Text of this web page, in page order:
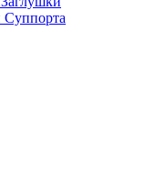
Суппорта